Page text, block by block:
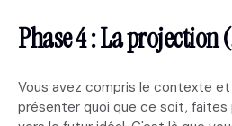
Phase 4 : La projection
Vous avez compris le contexte et
présenter quoi que ce soit,